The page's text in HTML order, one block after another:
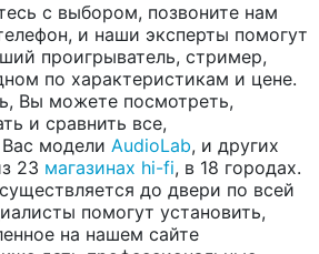
с выбором, позвоните нам
и наши эксперты помогут
проигрыватель, стример,
по характеристикам и цене.
Вы можете посмотреть,
и сравнить все,
модели AudioLab, и других
23 магазинах hi-fi, в 18 городах.
до двери по всей
помогут установить,
на нашем сайте